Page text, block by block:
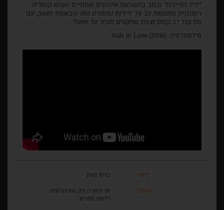
"ידיד הדייגים" נכתב בהשראת אירועים אמתיים ומגיש קומדיה
רומנטית מחממת לב על ידידות ומסורת ומה שבאמת חשוב, עם
פס קול רב קסם וצוות שחקנים חביב עד מאוד.
פילמוגרפיה: Kids in Love (2016)
בימוי כריס פוגין
הפקה
מג לנארד, ניק מורקרופט,
ג'יימס ספרינג